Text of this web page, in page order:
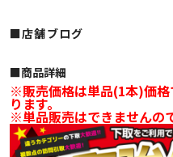
■店舗ブログ
■︎商品詳細
※販売価格は単品(1本)価
ります。
※単品販売はできませんの